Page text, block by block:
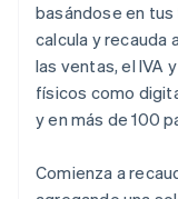
basándose en
calcula y
las ventas, el IVA
físicos como
y en más de 100
Comienza a